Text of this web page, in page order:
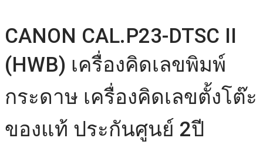
CANON CAL.P23-DTSC II
(HWB) เครื่องคิดเลขพิมพ์
กระดาษ เครื่องคิดเลขตั้งโต๊ะ
ของแท้ ประกันศูนย์ 2ปี